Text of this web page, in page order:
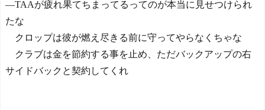
―TAAが疲れ果てちまってるってのが本当に見せつけられ
たな
クロップは彼が燃え尽きる前に守ってやらなくちゃな
クラブは金を節約する事を止め、ただバックアップの右
サイドバックと契約してくれ